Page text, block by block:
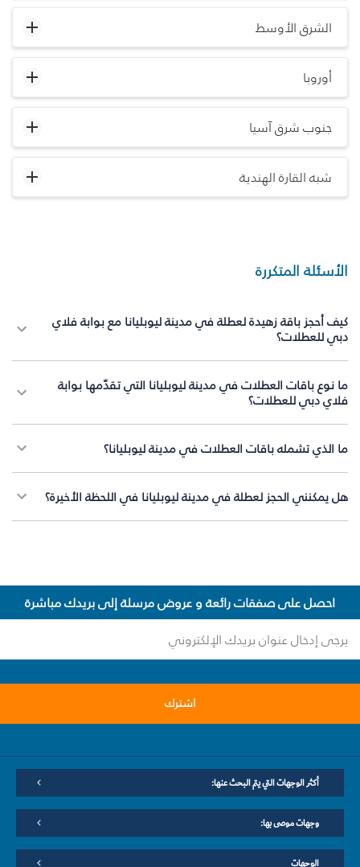
الشرق الأوسط
أوروبا
جنوب شرق آسيا
شبه القارة الهندية
الأسئلة المتكررة
كيف أحجز باقة زهيدة لعطلة في مدينة ليوبليانا مع بوابة فلاي
دبي للعطلات؟
ما نوع باقات العطلات في مدينة ليوبليانا التي تقدّمها بوابة
فلاي دبي للعطلات؟
ما الذي تشمله باقات العطلات في مدينة ليوبليانا؟
هل يمكنني الحجز لعطلة في مدينة ليوبليانا في اللحظة الأخيرة؟
احصل على صفقات رائعة و عروض مرسلة إلى بريدك مباشرة
اشترك
أكثر الوجهات التي يتم البحث عنها:
وجهات موصى بها:
الوجهات